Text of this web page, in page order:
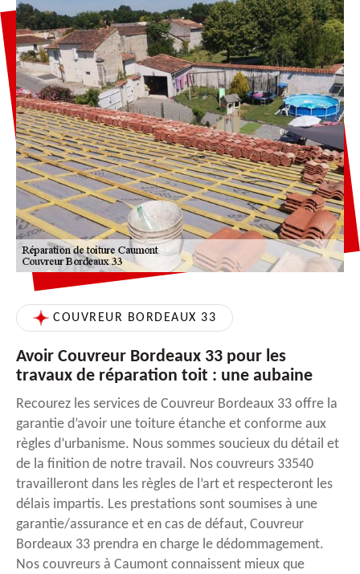
COUVREUR BORDEAUX 33
Avoir Couvreur Bordeaux 33 pour les
travaux de réparation toit : une aubaine
Recourez les services de Couvreur Bordeaux 33 offre la
garantie d’avoir une toiture étanche et conforme aux
règles d’urbanisme. Nous sommes soucieux du détail et
de la finition de notre travail. Nos couvreurs 33540
travailleront dans les règles de l’art et respecteront les
délais impartis. Les prestations sont soumises à une
garantie/assurance et en cas de défaut, Couvreur
Bordeaux 33 prendra en charge le dédommagement.
Nos couvreurs à Caumont connaissent mieux que